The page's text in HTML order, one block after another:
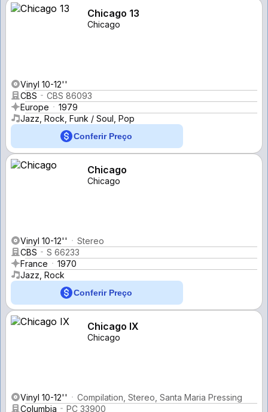
Chicago 13
Chicago
Vinyl 10-12''
CBS
CBS 86093
Europe
1979
Jazz, Rock, Funk / Soul, Pop
Conferir Preço
Chicago
Chicago
Vinyl 10-12''
Stereo
CBS
S 66233
France
1970
Jazz, Rock
Conferir Preço
Chicago IX
Chicago
Vinyl 10-12''
Compilation, Stereo, Santa Maria Pressing
Columbia
PC 33900